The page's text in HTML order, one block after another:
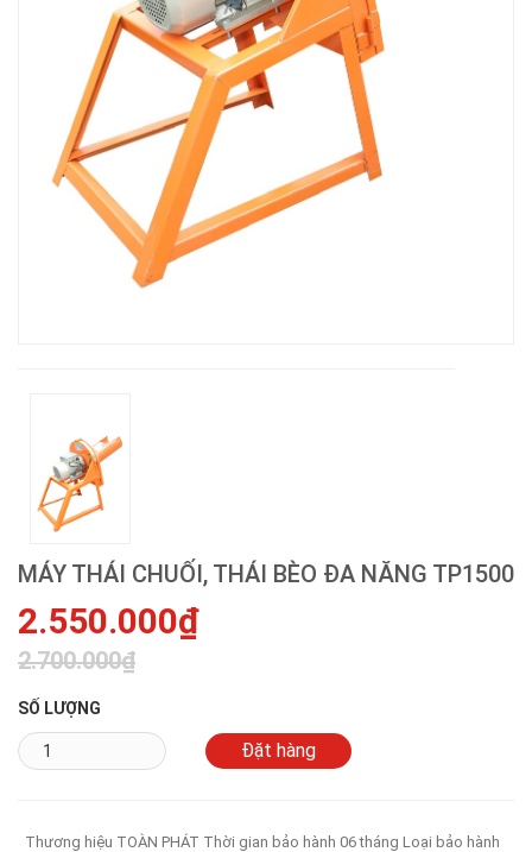
MÁY THÁI CHUỐI, THÁI BÈO ĐA NĂNG TP1500
2.550.000₫
2.700.000₫
SỐ LƯỢNG
Thương hiệu TOÀN PHÁT Thời gian bảo hành 06 tháng Loại bảo hành